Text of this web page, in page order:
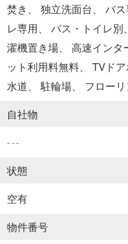
焚き
独立洗面台 バ
レ専用
バス・トイレ別
濯機置き場
高速インタ
ット利用料無料
TVド
水道
駐輪場
フロー
自社物
---
状態
空有
物件番号